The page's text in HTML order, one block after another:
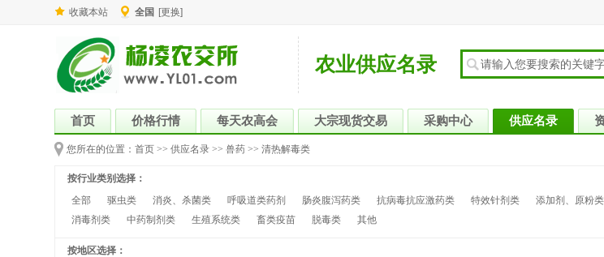
收藏本站 全国 [更换]
农业供应名录
首页 价格行情 每天农高会 大宗现货交易 采购中心 供应名录
您所在的位置： 首页 >> 供应名录 >> 兽药 >> 清热解毒类
按行业类别选择：
全部
驱虫类 消炎、杀菌类 呼吸道类药剂 肠炎腹泻药类 抗病毒抗应激药类 特效针剂类 添加剂、原粉类
消毒剂类
中药制剂类 生殖系统类 畜类疫苗 脱毒类 其他
按地区选择：